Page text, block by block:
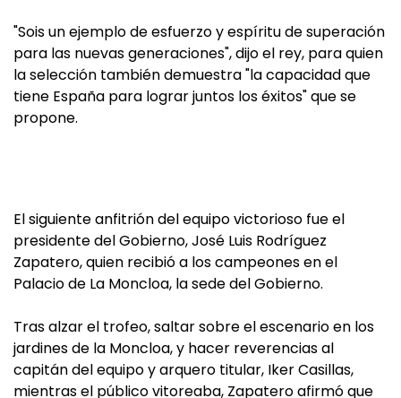
"Sois un ejemplo de esfuerzo y espíritu de superación
para las nuevas generaciones", dijo el rey, para quien
la selección también demuestra "la capacidad que
tiene España para lograr juntos los éxitos" que se
propone.
El siguiente anfitrión del equipo victorioso fue el
presidente del Gobierno, José Luis Rodríguez
Zapatero, quien recibió a los campeones en el
Palacio de La Moncloa, la sede del Gobierno.
Tras alzar el trofeo, saltar sobre el escenario en los
jardines de la Moncloa, y hacer reverencias al
capitán del equipo y arquero titular, Iker Casillas,
mientras el público vitoreaba, Zapatero afirmó que